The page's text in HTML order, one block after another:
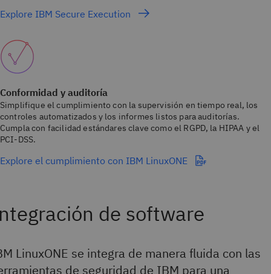
Explore IBM Secure Execution
Conformidad y auditoría
Simplifique el cumplimiento con la supervisión en tiempo real, los
controles automatizados y los informes listos para auditorías.
Cumpla con facilidad estándares clave como el RGPD, la HIPAA y el
PCI-DSS.
Explore el cumplimiento con IBM LinuxONE
de software
LinuxONE se integra de manera fluida con las
de seguridad de IBM para una